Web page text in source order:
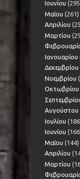
Ιουνίου
Μαΐου (261)
Απριλίου
Μαρτίου
Ιανουαρίου
Δεκεμβρίου
Νοεμβρίου
Οκτωβρίου
Αυγούστου
Ιουλίου
Ιουνίου
Μαΐου (144)
Απριλίου
Μαρτίου